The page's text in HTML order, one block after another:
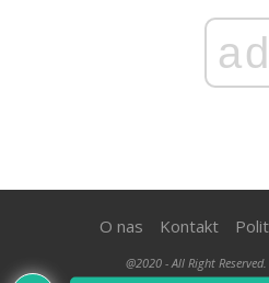
ad
O nas Kontakt
@2020 - All Right Reserved.